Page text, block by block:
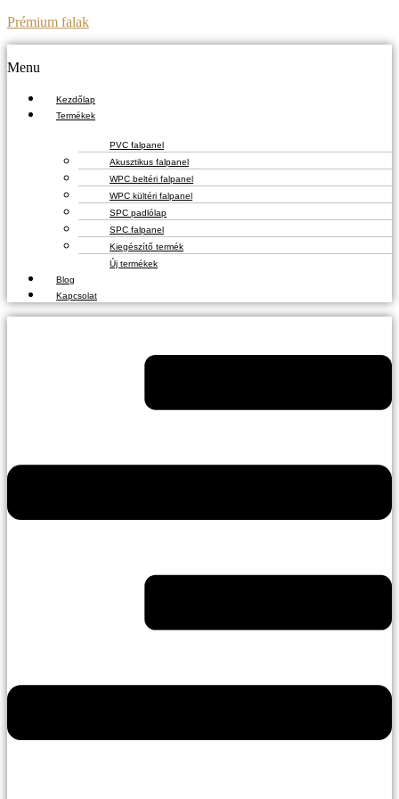
Prémium falak
Menu
Kezdőlap
Termékek
PVC falpanel
Akusztikus falpanel
WPC beltéri falpanel
WPC kültéri falpanel
SPC padlólap
SPC falpanel
Kiegészítő termék
Új termékek
Blog
Kapcsolat